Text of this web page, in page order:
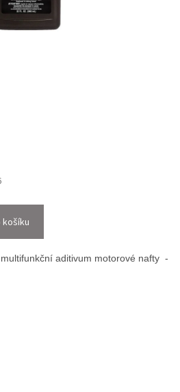
aditivum motorové nafty -